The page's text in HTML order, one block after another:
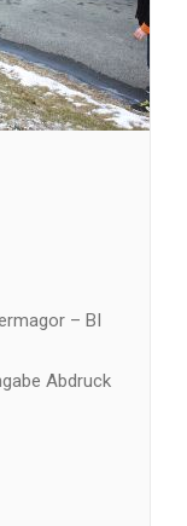
– BI
Abdruck